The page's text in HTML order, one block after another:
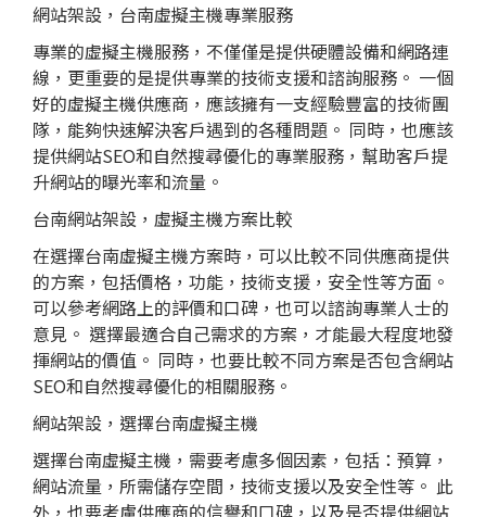
網站架設，台南虛擬主機專業服務
專業的虛擬主機服務，不僅僅是提供硬體設備和網路連
線，更重要的是提供專業的技術支援和諮詢服務。 一個
好的虛擬主機供應商，應該擁有一支經驗豐富的技術團
隊，能夠快速解決客戶遇到的各種問題。 同時，也應該
提供網站SEO和自然搜尋優化的專業服務，幫助客戶提
升網站的曝光率和流量。
台南網站架設，虛擬主機方案比較
在選擇台南虛擬主機方案時，可以比較不同供應商提供
的方案，包括價格，功能，技術支援，安全性等方面。
可以參考網路上的評價和口碑，也可以諮詢專業人士的
意見。 選擇最適合自己需求的方案，才能最大程度地發
揮網站的價值。 同時，也要比較不同方案是否包含網站
SEO和自然搜尋優化的相關服務。
網站架設，選擇台南虛擬主機
選擇台南虛擬主機，需要考慮多個因素，包括：預算，
網站流量，所需儲存空間，技術支援以及安全性等。 此
外，也要考慮供應商的信譽和口碑，以及是否提供網站